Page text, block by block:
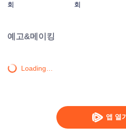
앱 열기
회
회
예고&메이킹
Loading…